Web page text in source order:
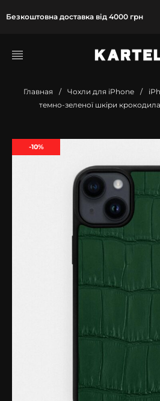
Безкоштовна доставка від 4000 грн
Главная / Чохли для iPhone /
темно-зеленої шкіри
-10%